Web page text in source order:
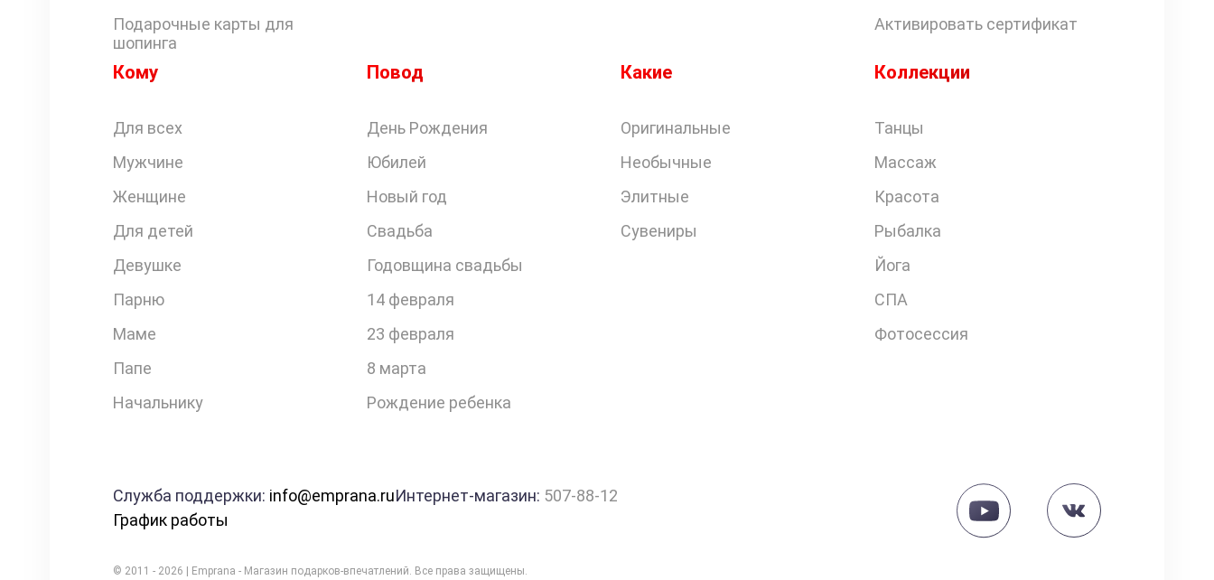
Подарочные карты для
шопинга
Активировать сертификат
Кому
Для всех
Мужчине
Женщине
Для детей
Девушке
Парню
Маме
Папе
Начальнику
Повод
День Рождения
Юбилей
Новый год
Свадьба
Годовщина свадьбы
14 февраля
23 февраля
8 марта
Рождение ребенка
Какие
Оригинальные
Необычные
Элитные
Сувениры
Коллекции
Танцы
Массаж
Красота
Рыбалка
Йога
СПА
Фотосессия
Служба поддержки: info@emprana.ru
График работы
Интернет-магазин: 507-88-12
© 2011 - 2026 | Emprana - Магазин подарков-впечатлений. Все права защищены.